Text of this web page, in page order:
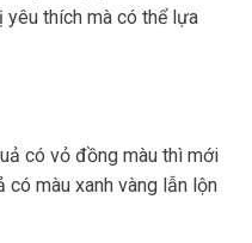
yêu thích mà có thể lựa
có vỏ đồng màu thì mới
có màu xanh vàng lẫn lộn